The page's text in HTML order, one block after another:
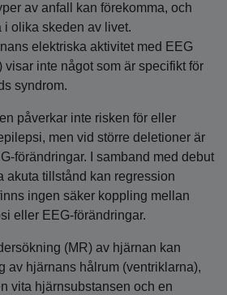
av anfall kan förekomma, och
olika skeden av livet.
elektriska aktivitet med EEG
visar inte något som är specifikt för
syndrom.
påverkar inte risken för eller
men vid större deletioner är
I samband med debut
akuta tillstånd kan regression
ingen säker koppling mellan
eller EEG‑förändringar.
(MR) av hjärnan kan
av hjärnans hålrum (ventriklarna),
vita hjärnsubstansen och en